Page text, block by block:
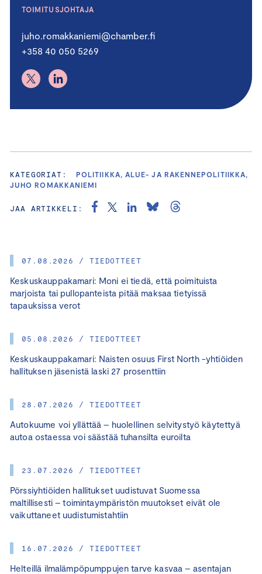
07.08.2026 / TIEDOTTEET
Keskuskauppakamari: Moni ei tiedä, että poimituista
marjoista tai pullopanteista pitää maksaa tietyissä
tapauksissa verot
05.08.2026 / TIEDOTTEET
Keskuskauppakamari: Naisten osuus First North -yhtiöiden
hallituksen jäsenistä laski 27 prosenttiin
28.07.2026 / TIEDOTTEET
Autokuume voi yllättää – huolellinen selvitystyö käytettyä
autoa ostaessa voi säästää tuhansilta euroilta
23.07.2026 / TIEDOTTEET
Pörssiyhtiöiden hallitukset uudistuvat Suomessa
maltillisesti – toimintaympäristön muutokset eivät ole
vaikuttaneet uudistumistahtiin
16.07.2026 / TIEDOTTEET
Helteillä ilmalämpöpumppujen tarve kasvaa – asentajan
TOIMITUSJOHTAJA
juho.romakkaniemi@chamber.fi
+358 40 050 5269
KATEGORIAT:
POLITIIKKA, ALUE- JA RAKENNEPOLITIIKKA,
JUHO ROMAKKANIEMI
JAA ARTIKKELI: